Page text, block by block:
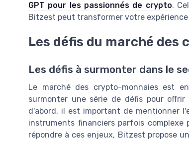
GPT pour les passionnés de crypto.
Bitzest peut transformer votre
Les défis du marché des
Les défis à surmonter dans le
Le marché des crypto-monnaies est
surmonter une série de défis pour
d'abord, il est important de mentionner
instruments financiers parfois
répondre à ces enjeux, Bitzest propose